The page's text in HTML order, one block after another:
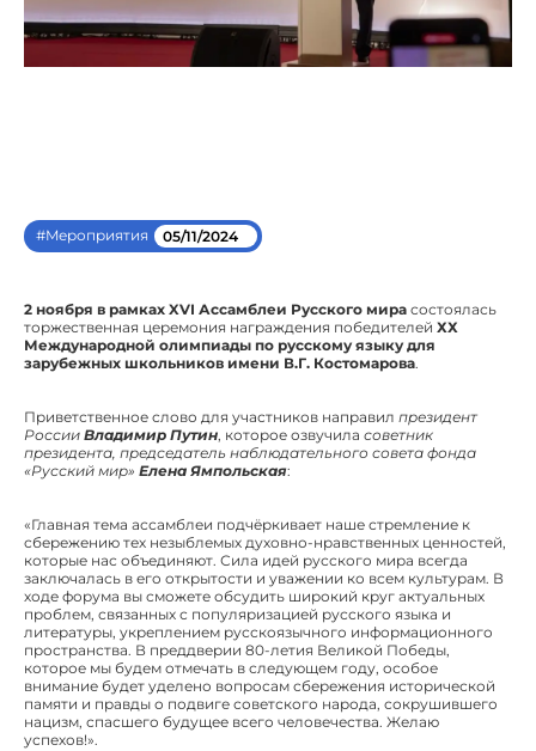
#Mероприятия 05/11/2024
2 ноября в рамках XVI Ассамблеи Русского мира состоялась
торжественная церемония награждения победителей ХХ
Международной олимпиады по русскому языку для
зарубежных школьников имени В.Г. Костомарова.
Приветственное слово для участников направил президент
России Владимир Путин, которое озвучила советник
президента, председатель наблюдательного совета фонда
«Русский мир» Елена Ямпольская:
«Главная тема ассамблеи подчёркивает наше стремление к
сбережению тех незыблемых духовно-нравственных ценностей,
которые нас объединяют. Сила идей русского мира всегда
заключалась в его открытости и уважении ко всем культурам. В
ходе форума вы сможете обсудить широкий круг актуальных
проблем, связанных с популяризацией русского языка и
литературы, укреплением русскоязычного информационного
пространства. В преддверии 80-летия Великой Победы,
которое мы будем отмечать в следующем году, особое
внимание будет уделено вопросам сбережения исторической
памяти и правды о подвиге советского народа, сокрушившего
нацизм, спасшего будущее всего человечества. Желаю
успехов!».